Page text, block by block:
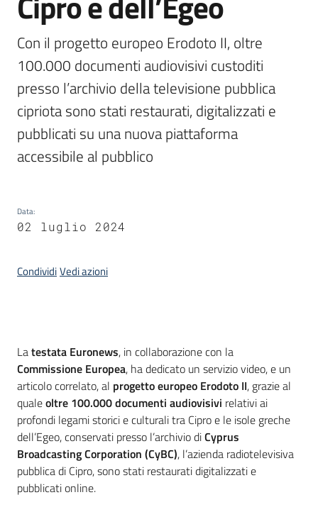
Conservazione
Argomenti
Contatti
Seguici
Con il progetto europeo Erodoto II, oltre
100.000 documenti audiovisivi custoditi
presso l’archivio della televisione pubblica
cipriota sono stati restaurati, digitalizzati e
pubblicati su una nuova piattaforma
accessibile al pubblico
Data:
02 luglio 2024
CondividiVedi azioni
Introduzione
Latestata Euronews, in collaborazione con la
Commissione Europea, ha dedicato un servizio video, e un
articolo correlato, al progetto europeo Erodoto II, grazie al
qualeoltre 100.000 documenti audiovisivi relativi ai
profondi legami storici e culturali tra Cipro e le isole greche
dell’Egeo, conservati presso l’archivio diCyprus
Broadcasting Corporation (CyBC), l’azienda radiotelevisiva
pubblica di Cipro, sono stati restaurati digitalizzati e
pubblicati online.